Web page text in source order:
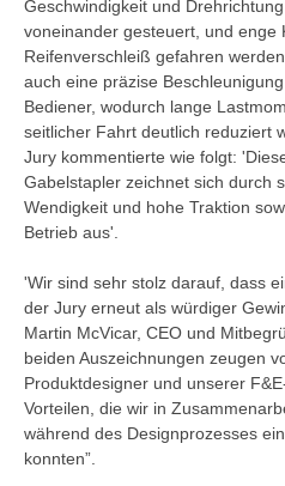
Geschwindigkeit und
voneinander gesteuert, und enge
Reifenverschleiß gefahren
auch eine präzise
Bediener, wodurch lange
seitlicher Fahrt deutlich reduziert
Jury kommentierte wie folgt:
Gabelstapler zeichnet sich durch
Wendigkeit und hohe Traktion
Betrieb aus'.
'Wir sind sehr stolz darauf, dass
der Jury erneut als würdiger
Martin McVicar, CEO und
beiden Auszeichnungen zeugen
Produktdesigner und unserer
Vorteilen, die wir in
während des Designprozesses
konnten”.